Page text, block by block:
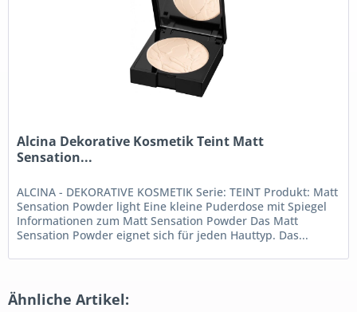
Alcina Dekorative Kosmetik Teint Matt
Sensation...
ALCINA - DEKORATIVE KOSMETIK Serie: TEINT Produkt: Matt
Sensation Powder light Eine kleine Puderdose mit Spiegel
Informationen zum Matt Sensation Powder Das Matt
Sensation Powder eignet sich für jeden Hauttyp. Das...
Ähnliche Artikel: